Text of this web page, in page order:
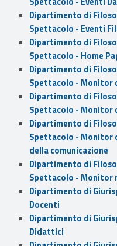
Dipartimento di
Spettacolo - Eventi
Dipartimento di
Spettacolo - Home
Dipartimento di
Spettacolo - Monitor
Dipartimento di
Spettacolo - Monitor
Dipartimento di
Spettacolo - Monitor
della comunicazione
Dipartimento di
Spettacolo - Monitor
Dipartimento di
Docenti
Dipartimento di
Didattici